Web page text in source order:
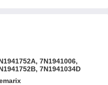
7N1941006,
7N1941034D